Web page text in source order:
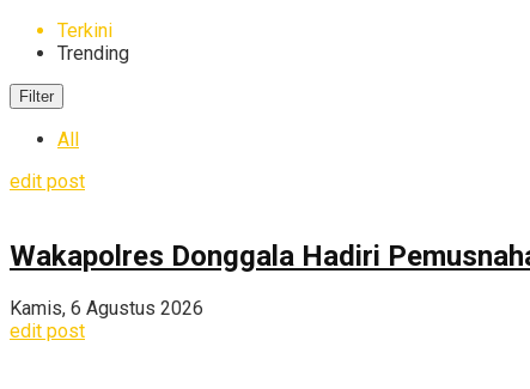
Terkini
Trending
Filter
All
edit post
Wakapolres Donggala Hadiri
Kamis, 6 Agustus 2026
edit post